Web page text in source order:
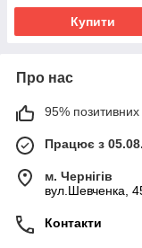
Купити
Про нас
95% позитивних
Працює з
м. Чернігів
вул.Шевченка,
Контакти